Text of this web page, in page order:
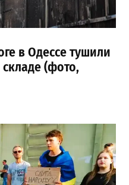
в Одессе тушили
(фото,